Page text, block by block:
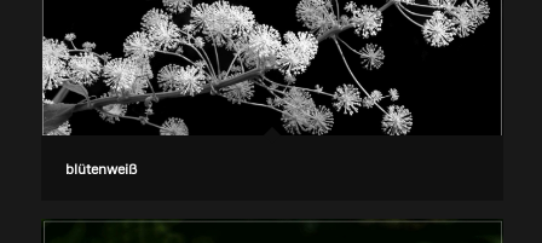
blütenweiß